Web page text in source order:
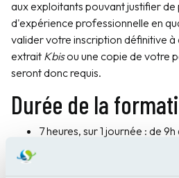
aux exploitants pouvant justifier de
d'expérience professionnelle en
valider votre inscription définitive
extrait Kbisou une copie de votre
seront donc requis.
Durée de la
7 heures, sur 1 journée : de 9h
Votre formation